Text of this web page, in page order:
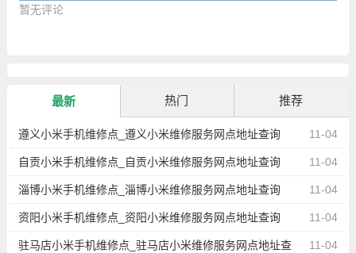
暂无评论
最新 热门 推荐
11-04
遵义小米手机维修点_遵义小米维修服务网点地址查询
11-04
自贡小米手机维修点_自贡小米维修服务网点地址查询
11-04
淄博小米手机维修点_淄博小米维修服务网点地址查询
11-04
资阳小米手机维修点_资阳小米维修服务网点地址查询
11-04
驻马店小米手机维修点_驻马店小米维修服务网点地址查